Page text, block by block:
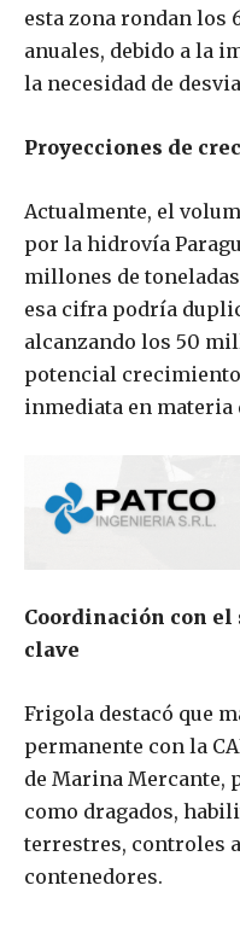
esta zona rondan los
anuales, debido a la
la necesidad de
Proyecciones de
Actualmente, el
por la hidrovía
millones de
esa cifra podría
alcanzando los 50
potencial
inmediata en
Coordinación con el
clave
Frigola destacó que
permanente con la
de Marina Mercante,
como dragados,
terrestres, controles
contenedores.